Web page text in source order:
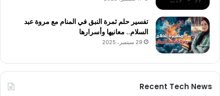
تفسير حلم ثمرة النبق في المنام مع مروة عبد
السلام.. معانيها وأسرارها
29 سبتمبر، 2025
Recent Tech News